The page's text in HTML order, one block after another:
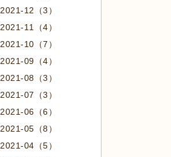
2021-12（3）
2021-11（4）
2021-10（7）
2021-09（4）
2021-08（3）
2021-07（3）
2021-06（6）
2021-05（8）
2021-04（5）